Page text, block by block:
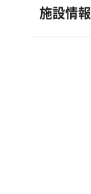
施設情報